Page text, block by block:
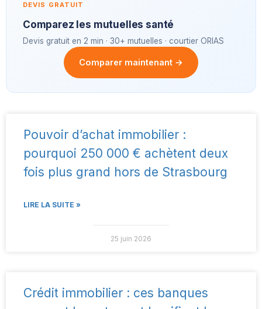
DEVIS GRATUIT
Comparez les mutuelles santé
Devis gratuit en 2 min · 30+ mutuelles · courtier ORIAS
Comparer maintenant →
Pouvoir d’achat immobilier :
pourquoi 250 000 € achètent deux
fois plus grand hors de Strasbourg
LIRE LA SUITE »
25 juin 2026
Crédit immobilier : ces banques